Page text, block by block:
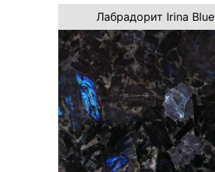
Лабрадорит Irina Blue